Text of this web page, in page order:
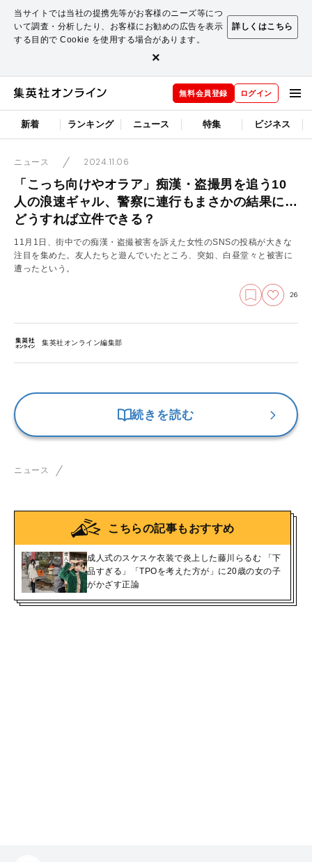
当サイトでは当社の提携先等がお客様のニーズ等につ
いて調査・分析したり、お客様にお勧めの広告を表示
する目的で Cookie を使用する場合があります。
詳しくはこちら
×
無料会員登録 ログイン
新着 ランキング ニュース 特集 ビジネス
ニュース 2024.11.06
「こっち向けやオラア」痴漢・盗撮男を追う10
人の浪速ギャル、警察に連行もまさかの結果に…
どうすれば立件できる？
11月1日、街中での痴漢・盗撮被害を訴えた女性のSNSの投稿が大きな
注目を集めた。友人たちと遊んでいたところ、突如、白昼堂々と被害に
遭ったという。
26
集英社オンライン編集部
続きを読む
ニュース
こちらの記事もおすすめ
成人式のスケスケ衣装で炎上した藤川らるむ 「下
品すぎる」「TPOを考えた方が」に20歳の女の子
がかざす正論